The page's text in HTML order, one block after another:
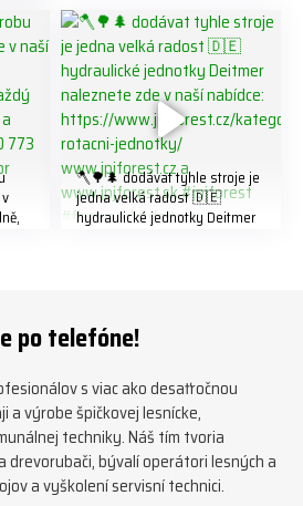
🪓🌳🌲 dodávat tyhle stroje je
jedna velká radost 🇩🇪
hydraulické jednotky Deitmer
#firewood #deitmer
po telefóne!
s viac ako desaťročnou
a výrobe špičkovej lesnícke,
techniky. Náš tím tvoria
drevorubači, bývalí operátori lesných a
a vyškolení servisní technici.